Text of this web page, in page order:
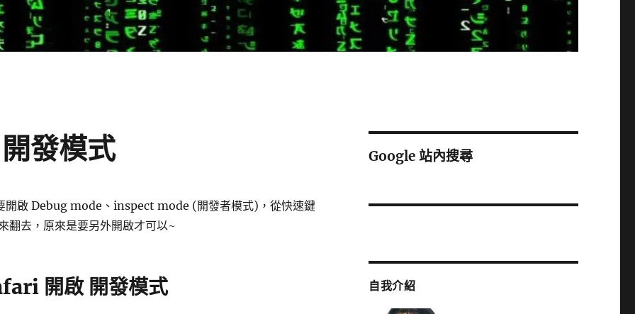
發模式
開啟 Debug mode、inspect mode (開發者模式)，從快速鍵
翻去，原來是要另外開啟才可以~
開啟 開發模式
Google 站內搜尋
自我介紹